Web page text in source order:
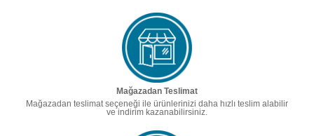
Mağazadan Teslimat
Mağazadan teslimat seçeneği ile ürünlerinizi daha hızlı teslim alabilir
ve indirim kazanabilirsiniz.